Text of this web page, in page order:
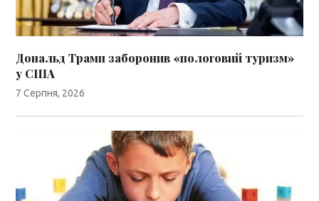
Дональд Трамп заборонив «пологовий туризм»
у США
7 Серпня, 2026